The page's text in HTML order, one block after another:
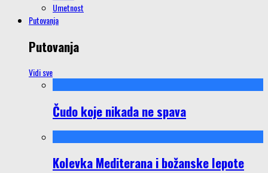
Umetnost
Putovanja
Putovanja
Vidi sve
Čudo koje nikada ne spava
Kolevka Mediterana i božanske lepote